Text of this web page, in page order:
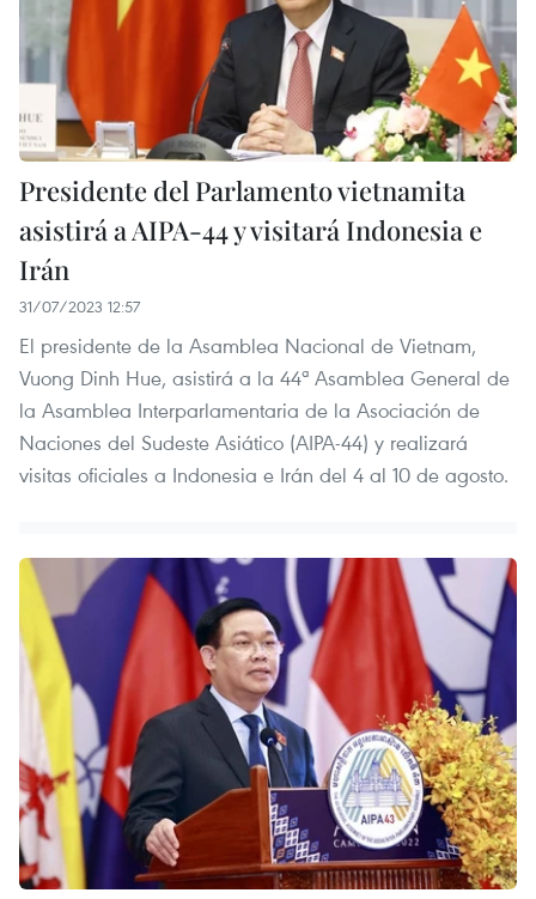
Presidente del Parlamento vietnamita
asistirá a AIPA-44 y visitará Indonesia e
Irán
31/07/2023 12:57
El presidente de la Asamblea Nacional de Vietnam,
Vuong Dinh Hue, asistirá a la 44ª Asamblea General de
la Asamblea Interparlamentaria de la Asociación de
Naciones del Sudeste Asiático (AIPA-44) y realizará
visitas oficiales a Indonesia e Irán del 4 al 10 de agosto.